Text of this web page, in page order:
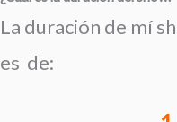
La duración de mí
es de: